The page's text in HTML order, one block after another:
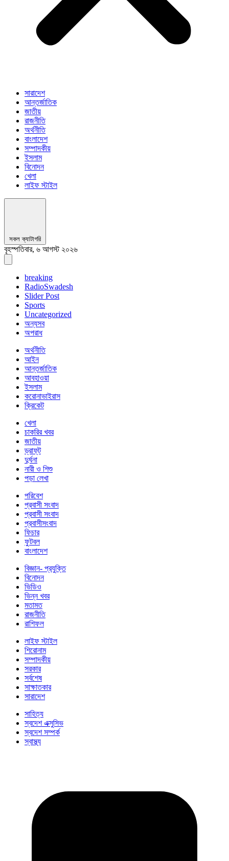
সারাদেশ
আন্তর্জাতিক
জাতীয়
রাজনীতি
অর্থনীতি
বাংলাদেশ
সম্পাদকীয়
ইসলাম
বিনোদন
খেলা
লাইফ স্টাইল
সকল ক্যাটাগরি
বৃহস্পতিবার, ৬ আগস্ট ২০২৬
breaking
RadioSwadesh
Slider Post
Sports
Uncategorized
অন্যসব
অপরাধ
অর্থনীতি
আইন
আন্তর্জাতিক
আবহাওয়া
ইসলাম
করোনাভাইরাস
ক্রিকেট
খেলা
চাকরির খবর
জাতীয়
ড্রাফ্‌ট
দুর্ঘনা
নারী ও শিশু
পড়া লেখা
পরিবেশ
প্রবাসী সংবাদ
প্রবাসী সংবাদ
প্রবাসীসংবাদ
ফিচার
ফুটবল
বাংলাদেশ
বিজ্ঞান- প্রযুক্তি
বিনোদন
ভিডিও
ভিন্ন খবর
মতামত
রাজনীতি
রাশিফল
লাইফ স্টাইল
শিরোনাম
সম্পাদকীয়
সরকার
সর্বশেষ
সাক্ষাতকার
সারাদেশ
সাহিত্য
স্বদেশ এক্সুসিভ
স্বদেশ সম্পর্ক
স্বাস্থ্য